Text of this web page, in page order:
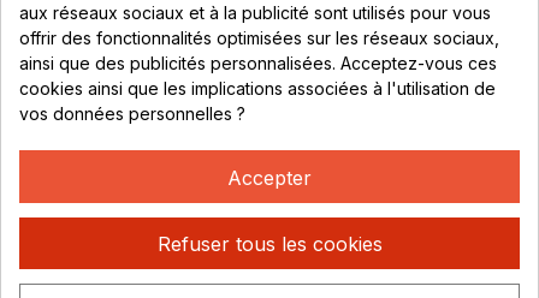
Lundi au vendredi :
8h - 16h
uniquement sur Rendez-vous
CONTACT
04 78 37 00 68
contact@rhonephilatelie.fr
aux réseaux sociaux et à la publicité sont utilisés pour vous
offrir des fonctionnalités optimisées sur les réseaux sociaux,
ainsi que des publicités personnalisées. Acceptez-vous ces
cookies ainsi que les implications associées à l'utilisation de
vos données personnelles ?
Accepter
Refuser tous les cookies